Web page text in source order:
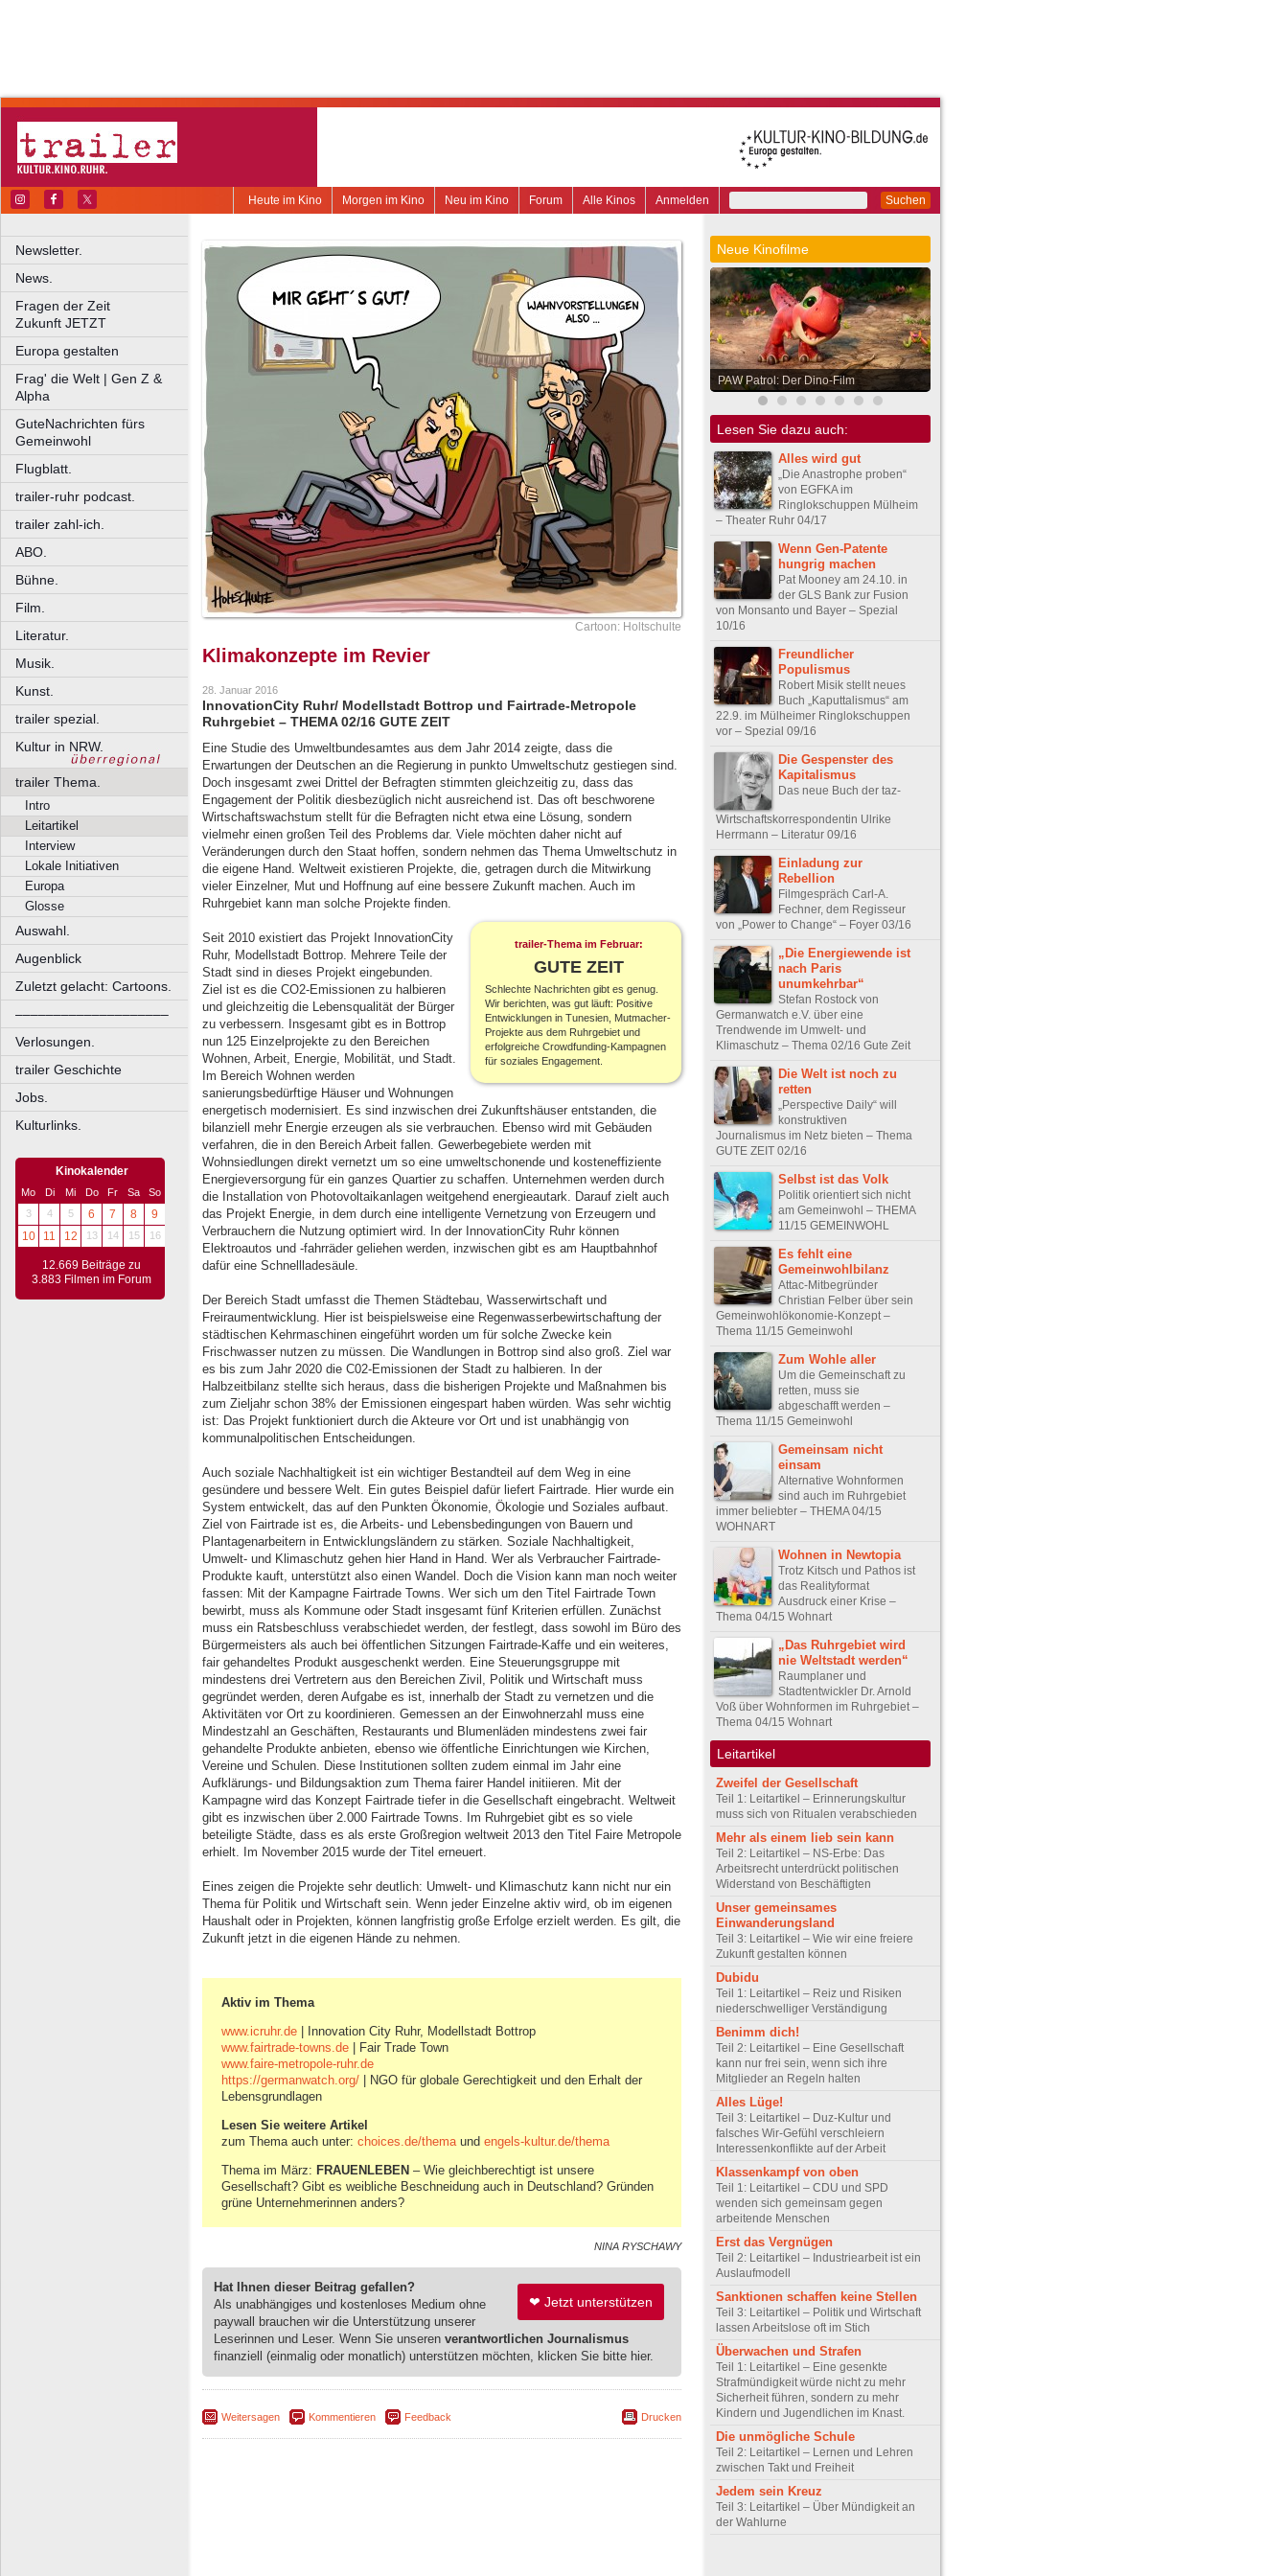
Suchen
Anmelden
Alle Kinos
Forum
Neu im Kino
Morgen im Kino
Heute im Kino
Newsletter.
News.
Fragen der Zeit
Zukunft JETZT
Europa gestalten
Frag' die Welt | Gen Z &
Alpha
GuteNachrichten fürs
Gemeinwohl
Flugblatt.
trailer-ruhr podcast.
trailer zahl-ich.
ABO.
Bühne.
Film.
Literatur.
Musik.
Kunst.
trailer spezial.
Kultur in NRW.
trailer Thema.
Intro
Leitartikel
Interview
Lokale Initiativen
Europa
Glosse
Auswahl.
Augenblick
Zuletzt gelacht: Cartoons.
––––––––––––––––––––
Verlosungen.
trailer Geschichte
Jobs.
Kulturlinks.
Kinokalender
Mo Di Mi Do Fr Sa
So
3
4 5 6 7 8
9
10
11 12 13 14 15 16
12.669 Beiträge zu
3.883 Filmen im Forum
Cartoon: Holtschulte
Klimakonzepte im Revier
28. Januar 2016
InnovationCity Ruhr/ Modellstadt Bottrop und Fairtrade-Metropole
Ruhrgebiet – THEMA 02/16 GUTE ZEIT
Eine Studie des Umweltbundesamtes aus dem Jahr 2014 zeigte, dass die
Erwartungen der Deutschen an die Regierung in punkto Umweltschutz gestiegen sind.
Doch insgesamt zwei Drittel der Befragten stimmten gleichzeitig zu, dass das
Engagement der Politik diesbezüglich nicht ausreichend ist. Das oft beschworene
Wirtschaftswachstum stellt für die Befragten nicht etwa eine Lösung, sondern
vielmehr einen großen Teil des Problems dar. Viele möchten daher nicht auf
Veränderungen durch den Staat hoffen, sondern nehmen das Thema Umweltschutz in
die eigene Hand. Weltweit existieren Projekte, die, getragen durch die Mitwirkung
vieler Einzelner, Mut und Hoffnung auf eine bessere Zukunft machen. Auch im
Ruhrgebiet kann man solche Projekte finden.
trailer-Thema im Februar:
GUTE ZEIT
Schlechte Nachrichten gibt es genug.
Wir berichten, was gut läuft: Positive
Entwicklungen in Tunesien, Mutmacher-
Projekte aus dem Ruhrgebiet und
erfolgreiche Crowdfunding-Kampagnen
für soziales Engagement.
Seit 2010 existiert das Projekt InnovationCity
Ruhr, Modellstadt Bottrop. Mehrere Teile der
Stadt sind in dieses Projekt eingebunden.
Ziel ist es die CO2-Emissionen zu halbieren
und gleichzeitig die Lebensqualität der Bürger
zu verbessern. Insgesamt gibt es in Bottrop
nun 125 Einzelprojekte zu den Bereichen
Wohnen, Arbeit, Energie, Mobilität, und Stadt.
Im Bereich Wohnen werden
sanierungsbedürftige Häuser und Wohnungen
energetisch modernisiert. Es sind inzwischen drei Zukunftshäuser entstanden, die
bilanziell mehr Energie erzeugen als sie verbrauchen. Ebenso wird mit Gebäuden
verfahren, die in den Bereich Arbeit fallen. Gewerbegebiete werden mit
Wohnsiedlungen direkt vernetzt um so eine umweltschonende und kosteneffiziente
Energieversorgung für ein ganzes Quartier zu schaffen. Unternehmen werden durch
die Installation von Photovoltaikanlagen weitgehend energieautark. Darauf zielt auch
das Projekt Energie, in dem durch eine intelligente Vernetzung von Erzeugern und
Verbrauchern die Nutzung optimiert wird. In der InnovationCity Ruhr können
Elektroautos und -fahrräder geliehen werden, inzwischen gibt es am Hauptbahnhof
dafür eine Schnellladesäule.
Der Bereich Stadt umfasst die Themen Städtebau, Wasserwirtschaft und
Freiraumentwicklung. Hier ist beispielsweise eine Regenwasserbewirtschaftung der
städtischen Kehrmaschinen eingeführt worden um für solche Zwecke kein
Frischwasser nutzen zu müssen. Die Wandlungen in Bottrop sind also groß. Ziel war
es bis zum Jahr 2020 die C02-Emissionen der Stadt zu halbieren. In der
Halbzeitbilanz stellte sich heraus, dass die bisherigen Projekte und Maßnahmen bis
zum Zieljahr schon 38% der Emissionen eingespart haben würden. Was sehr wichtig
ist: Das Projekt funktioniert durch die Akteure vor Ort und ist unabhängig von
kommunalpolitischen Entscheidungen.
Auch soziale Nachhaltigkeit ist ein wichtiger Bestandteil auf dem Weg in eine
gesündere und bessere Welt. Ein gutes Beispiel dafür liefert Fairtrade. Hier wurde ein
System entwickelt, das auf den Punkten Ökonomie, Ökologie und Soziales aufbaut.
Ziel von Fairtrade ist es, die Arbeits- und Lebensbedingungen von Bauern und
Plantagenarbeitern in Entwicklungsländern zu stärken. Soziale Nachhaltigkeit,
Umwelt- und Klimaschutz gehen hier Hand in Hand. Wer als Verbraucher Fairtrade-
Produkte kauft, unterstützt also einen Wandel. Doch die Vision kann man noch weiter
fassen: Mit der Kampagne Fairtrade Towns. Wer sich um den Titel Fairtrade Town
bewirbt, muss als Kommune oder Stadt insgesamt fünf Kriterien erfüllen. Zunächst
muss ein Ratsbeschluss verabschiedet werden, der festlegt, dass sowohl im Büro des
Bürgermeisters als auch bei öffentlichen Sitzungen Fairtrade-Kaffe und ein weiteres,
fair gehandeltes Produkt ausgeschenkt werden. Eine Steuerungsgruppe mit
mindestens drei Vertretern aus den Bereichen Zivil, Politik und Wirtschaft muss
gegründet werden, deren Aufgabe es ist, innerhalb der Stadt zu vernetzen und die
Aktivitäten vor Ort zu koordinieren. Gemessen an der Einwohnerzahl muss eine
Mindestzahl an Geschäften, Restaurants und Blumenläden mindestens zwei fair
gehandelte Produkte anbieten, ebenso wie öffentliche Einrichtungen wie Kirchen,
Vereine und Schulen. Diese Institutionen sollten zudem einmal im Jahr eine
Aufklärungs- und Bildungsaktion zum Thema fairer Handel initiieren. Mit der
Kampagne wird das Konzept Fairtrade tiefer in die Gesellschaft eingebracht. Weltweit
gibt es inzwischen über 2.000 Fairtrade Towns. Im Ruhrgebiet gibt es so viele
beteiligte Städte, dass es als erste Großregion weltweit 2013 den Titel Faire Metropole
erhielt. Im November 2015 wurde der Titel erneuert.
Eines zeigen die Projekte sehr deutlich: Umwelt- und Klimaschutz kann nicht nur ein
Thema für Politik und Wirtschaft sein. Wenn jeder Einzelne aktiv wird, ob im eigenen
Haushalt oder in Projekten, können langfristig große Erfolge erzielt werden. Es gilt, die
Zukunft jetzt in die eigenen Hände zu nehmen.
Aktiv im Thema
www.icruhr.de | Innovation City Ruhr, Modellstadt Bottrop
www.fairtrade-towns.de | Fair Trade Town
www.faire-metropole-ruhr.de
https://germanwatch.org/ | NGO für globale Gerechtigkeit und den Erhalt der
Lebensgrundlagen
Lesen Sie weitere Artikel
zum Thema auch unter: choices.de/thema und engels-kultur.de/thema
Thema im März: FRAUENLEBEN – Wie gleichberechtigt ist unsere
Gesellschaft? Gibt es weibliche Beschneidung auch in Deutschland? Gründen
grüne Unternehmerinnen anders?
NINA RYSCHAWY
❤ Jetzt unterstützen
Hat Ihnen dieser Beitrag gefallen?
Als unabhängiges und kostenloses Medium ohne
paywall brauchen wir die Unterstützung unserer
Leserinnen und Leser. Wenn Sie unseren verantwortlichen Journalismus
finanziell (einmalig oder monatlich) unterstützen möchten, klicken Sie bitte hier.
Weitersagen Kommentieren Feedback Drucken
Neue Kinofilme
PAW Patrol: Der Dino-Film
Lesen Sie dazu auch:
Alles wird gut
„Die Anastrophe proben“
von EGFKA im
Ringlokschuppen Mülheim
– Theater Ruhr 04/17
Wenn Gen-Patente
hungrig machen
Pat Mooney am 24.10. in
der GLS Bank zur Fusion
von Monsanto und Bayer – Spezial
10/16
Freundlicher
Populismus
Robert Misik stellt neues
Buch „Kaputtalismus“ am
22.9. im Mülheimer Ringlokschuppen
vor – Spezial 09/16
Die Gespenster des
Kapitalismus
Das neue Buch der taz-
Wirtschaftskorrespondentin Ulrike
Herrmann – Literatur 09/16
Einladung zur
Rebellion
Filmgespräch Carl-A.
Fechner, dem Regisseur
von „Power to Change“ – Foyer 03/16
„Die Energiewende ist
nach Paris
unumkehrbar“
Stefan Rostock von
Germanwatch e.V. über eine
Trendwende im Umwelt- und
Klimaschutz – Thema 02/16 Gute Zeit
Die Welt ist noch zu
retten
„Perspective Daily“ will
konstruktiven
Journalismus im Netz bieten – Thema
GUTE ZEIT 02/16
Selbst ist das Volk
Politik orientiert sich nicht
am Gemeinwohl – THEMA
11/15 GEMEINWOHL
Es fehlt eine
Gemeinwohlbilanz
Attac-Mitbegründer
Christian Felber über sein
Gemeinwohlökonomie-Konzept –
Thema 11/15 Gemeinwohl
Zum Wohle aller
Um die Gemeinschaft zu
retten, muss sie
abgeschafft werden –
Thema 11/15 Gemeinwohl
Gemeinsam nicht
einsam
Alternative Wohnformen
sind auch im Ruhrgebiet
immer beliebter – THEMA 04/15
WOHNART
Wohnen in Newtopia
Trotz Kitsch und Pathos ist
das Realityformat
Ausdruck einer Krise –
Thema 04/15 Wohnart
„Das Ruhrgebiet wird
nie Weltstadt werden“
Raumplaner und
Stadtentwickler Dr. Arnold
Voß über Wohnformen im Ruhrgebiet –
Thema 04/15 Wohnart
Leitartikel
Zweifel der Gesellschaft
Teil 1: Leitartikel – Erinnerungskultur
muss sich von Ritualen verabschieden
Mehr als einem lieb sein kann
Teil 2: Leitartikel – NS-Erbe: Das
Arbeitsrecht unterdrückt politischen
Widerstand von Beschäftigten
Unser gemeinsames
Einwanderungsland
Teil 3: Leitartikel – Wie wir eine freiere
Zukunft gestalten können
Dubidu
Teil 1: Leitartikel – Reiz und Risiken
niederschwelliger Verständigung
Benimm dich!
Teil 2: Leitartikel – Eine Gesellschaft
kann nur frei sein, wenn sich ihre
Mitglieder an Regeln halten
Alles Lüge!
Teil 3: Leitartikel – Duz-Kultur und
falsches Wir-Gefühl verschleiern
Interessenkonflikte auf der Arbeit
Klassenkampf von oben
Teil 1: Leitartikel – CDU und SPD
wenden sich gemeinsam gegen
arbeitende Menschen
Erst das Vergnügen
Teil 2: Leitartikel – Industriearbeit ist ein
Auslaufmodell
Sanktionen schaffen keine Stellen
Teil 3: Leitartikel – Politik und Wirtschaft
lassen Arbeitslose oft im Stich
Überwachen und Strafen
Teil 1: Leitartikel – Eine gesenkte
Strafmündigkeit würde nicht zu mehr
Sicherheit führen, sondern zu mehr
Kindern und Jugendlichen im Knast.
Die unmögliche Schule
Teil 2: Leitartikel – Lernen und Lehren
zwischen Takt und Freiheit
Jedem sein Kreuz
Teil 3: Leitartikel – Über Mündigkeit an
der Wahlurne